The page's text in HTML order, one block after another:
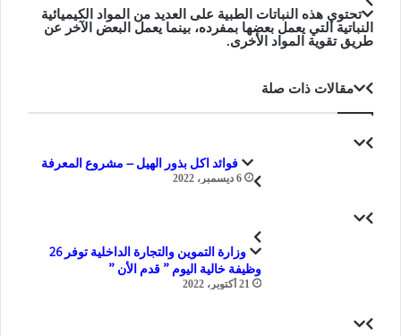
تحتوي هذه النباتات الطبية على العديد من المواد الكيميائية
النباتية التي يعمل بعضها بمفرده، بينما يعمل البعض الآخر عن
طريق تقوية المواد الأخرى.
مقالات ذات صلة
فوائد اكل بذور الهيل – مشروع المعرفة
6 ديسمبر، 2022
وزارة التموين والتجارة الداخلية توفر 26
وظيفة خالية اليوم ” قدم الأن ”
21 أكتوبر، 2022